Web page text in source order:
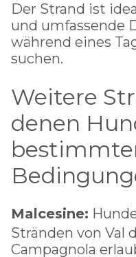
Der Strand ist
und umfassende
während eines
suchen.
Weitere
denen
Malcesine:
Stränden von Val
Campagnola